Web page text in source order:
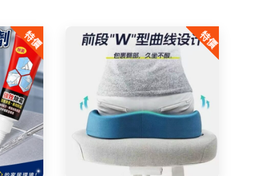
特價 特價
Share